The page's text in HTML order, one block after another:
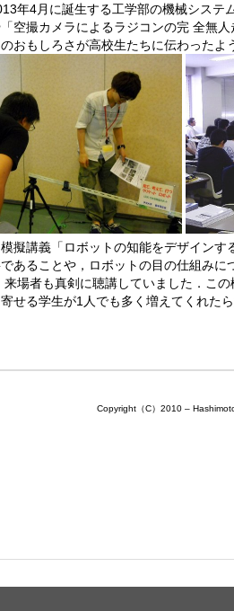
年4月に誕生する工学部の機械システ
「空撮カメラによるラジコンの完 全無
おもしろさが高校生たちに伝わったよ
擬講義「ロボットの知能をデザイン
あることや，ロボットの目の仕組み
来場者も真剣に聴講していました．こ
せる学生が1人でも多く増えてくれた
Copyright（C）2010 –